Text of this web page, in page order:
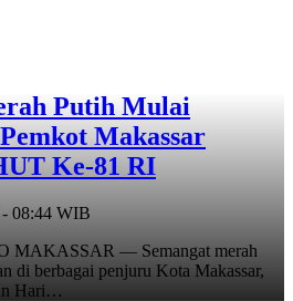
Putih Mulai
Makassar
Ke-81 RI
08:44 WIB
MAKASSAR — Semangat merah
di berbagai penjuru Kota Makassar,
Hari…